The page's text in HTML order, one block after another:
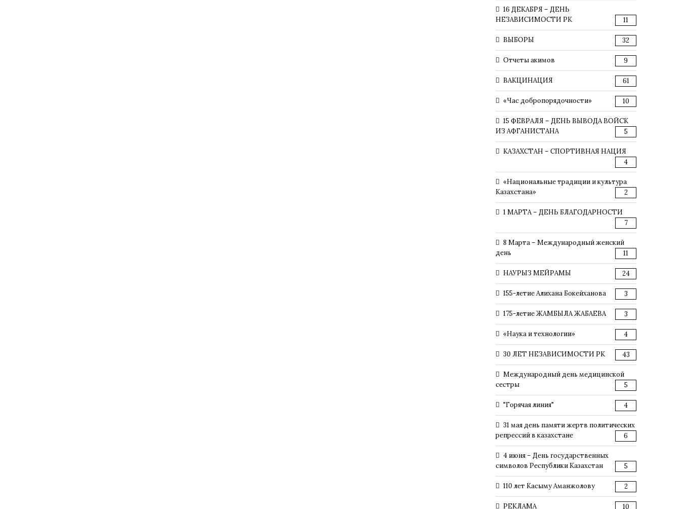
16 ДЕКАБРЯ – ДЕНЬ
НЕЗАВИСИМОСТИ РК
11
ВЫБОРЫ 32
Отчеты акимов 9
ВАКЦИНАЦИЯ 61
«Час добропорядочности» 10
15 ФЕВРАЛЯ – ДЕНЬ ВЫВОДА ВОЙСК
ИЗ АФГАНИСТАНА
5
КАЗАХСТАН – СПОРТИВНАЯ НАЦИЯ
4
«Национальные традиции и культура
Казахстана»
2
1 МАРТА – ДЕНЬ БЛАГОДАРНОСТИ
7
8 Марта – Международный женский
день
11
НАУРЫЗ МЕЙРАМЫ 24
155-летие Алихана Бокейханова 3
175-летие ЖАМБЫЛА ЖАБАЕВА 3
«Наука и технологии» 4
30 ЛЕТ НЕЗАВИСИМОСТИ РК 43
Международный день медицинской
сестры
5
"Горячая линия" 4
31 мая день памяти жертв политических
репрессий в казахстане
6
4 июня – День государственных
символов Республики Казахстан
5
110 лет Касыму Аманжолову 2
РЕКЛАМА 10